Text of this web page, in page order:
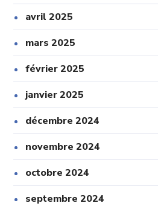
avril 2025
mars 2025
février 2025
janvier 2025
décembre 2024
novembre 2024
octobre 2024
septembre 2024